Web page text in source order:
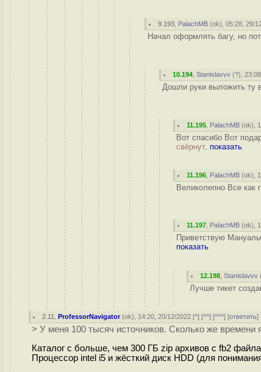
9.193 PalachMB (ok), 05:28, 29/
Начал оформлять багу, но
10.194 ,Stanislavvv (?),
Дошли руки выложить ту
11.195 PalachMB (ok),
Вот спасибо Вот
свёрнут, показать
11.196 PalachMB (ok),
Великолепно Все как
11.197 PalachMB (ok),
Приветствую
показать
12.198 ,Stanislavvv
Лучше тикет
2.11 ,ProfessorNavigator(ok), 14:20, 20/12/2022 [^] [^^] [^^^] [ответить
> У меня 100 тысяч источников. Сколько же времени
Каталог с больше, чем 300 ГБ zip архивов с fb2
Процессор intel i5 и жёсткий диск HDD (для